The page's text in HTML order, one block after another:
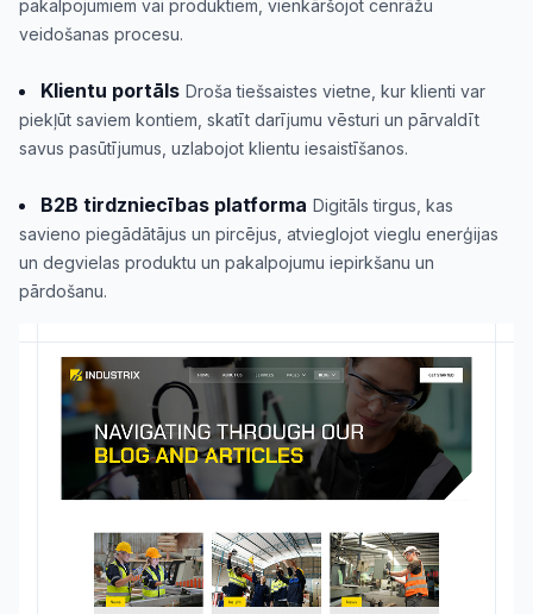
pakalpojumiem vai produktiem, vienkāršojot cenrāžu
veidošanas procesu.
Klientu portāls Droša tiešsaistes vietne, kur klienti var
piekļūt saviem kontiem, skatīt darījumu vēsturi un pārvaldīt
savus pasūtījumus, uzlabojot klientu iesaistīšanos.
B2B tirdzniecības platforma Digitāls tirgus, kas
savieno piegādātājus un pircējus, atvieglojot vieglu enerģijas
un degvielas produktu un pakalpojumu iepirkšanu un
pārdošanu.